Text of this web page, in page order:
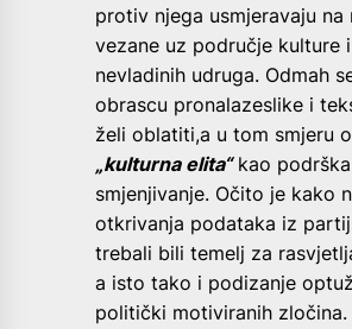
protiv njega usmjeravaju
vezane uz područje kulture
nevladinih udruga. Odmah
obrascu pronalazeslike i
želi oblatiti,a u tom smjeru
„kulturna elita“kao
smjenjivanje. Očito je kako
otkrivanja podataka iz
trebali bili temelj za
a isto tako i podizanje
politički motiviranih